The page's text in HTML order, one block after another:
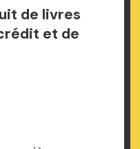
de livres
et de